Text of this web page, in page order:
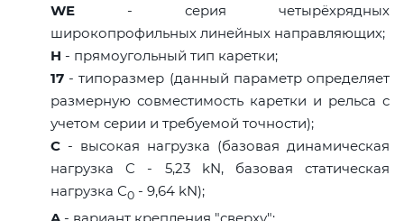
WE - серия четырёхрядных
широкопрофильных линейных направляющих;
H - прямоугольный тип каретки;
17 - типоразмер (данный параметр определяет
размерную совместимость каретки и рельса с
учетом серии и требуемой точности);
C - высокая нагрузка (базовая динамическая
нагрузка C - 5,23 kN, базовая статическая
нагрузка С0 - 9,64 kN);